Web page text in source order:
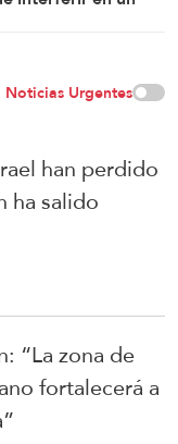
Noticias Urgentes
han perdido
ha salido
“La zona de
fortalecerá a